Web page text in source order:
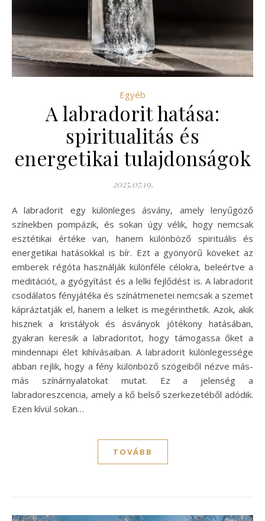
Egyéb
A labradorit hatása:
spiritualitás és
energetikai tulajdonságok
2025.07.19.
A labradorit egy különleges ásvány, amely lenyűgöző
színekben pompázik, és sokan úgy vélik, hogy nemcsak
esztétikai értéke van, hanem különböző spirituális és
energetikai hatásokkal is bír. Ezt a gyönyörű köveket az
emberek régóta használják különféle célokra, beleértve a
meditációt, a gyógyítást és a lelki fejlődést is. A labradorit
csodálatos fényjátéka és színátmenetei nemcsak a szemet
kápráztatják el, hanem a lelket is megérinthetik. Azok, akik
hisznek a kristályok és ásványok jótékony hatásában,
gyakran keresik a labradoritot, hogy támogassa őket a
mindennapi élet kihívásaiban. A labradorit különlegessége
abban rejlik, hogy a fény különböző szögeiből nézve más-
más színárnyalatokat mutat. Ez a jelenség a
labradoreszcencia, amely a kő belső szerkezetéből adódik.
Ezen kívül sokan…
TOVÁBB